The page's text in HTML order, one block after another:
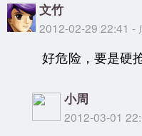
文竹
2012-02-29 22:41 -
好危险，要是硬
小周
2012-03-01